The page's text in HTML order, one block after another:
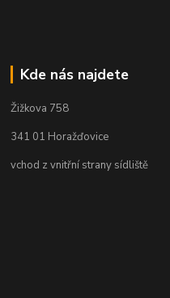
Kde nás najdete
Žižkova 758
341 01 Horažďovice
vchod z vnitřní strany sídliště